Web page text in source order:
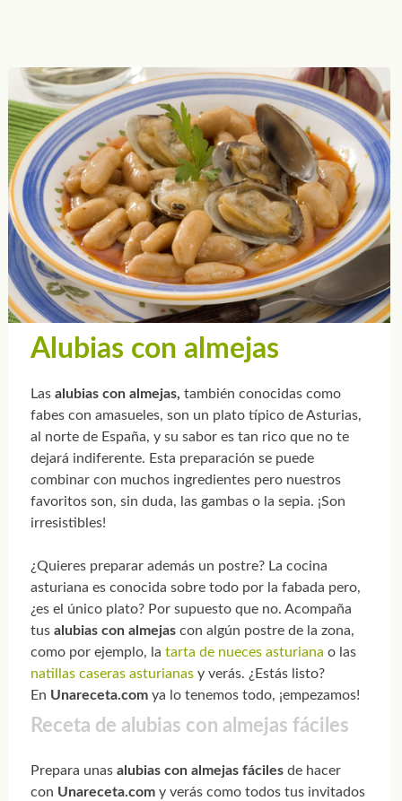
Alubias con almejas
Las alubias con almejas, también conocidas como
fabes con amasueles, son un plato típico de Asturias,
al norte de España, y su sabor es tan rico que no te
dejará indiferente. Esta preparación se puede
combinar con muchos ingredientes pero nuestros
favoritos son, sin duda, las gambas o la sepia. ¡Son
irresistibles!
¿Quieres preparar además un postre? La cocina
asturiana es conocida sobre todo por la fabada pero,
¿es el único plato? Por supuesto que no. Acompaña
tus alubias con almejas con algún postre de la zona,
como por ejemplo, la tarta de nueces asturiana o las
natillas caseras asturianasy verás. ¿Estás listo?
En Unareceta.com ya lo tenemos todo, ¡empezamos!
Receta de alubias con almejas fáciles
Prepara unas alubias con almejas fáciles de hacer
con Unareceta.comy verás como todos tus invitados